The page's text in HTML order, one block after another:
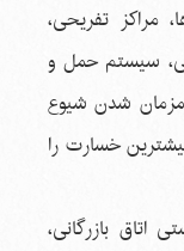
مراکز تفریحی،
سیستم حمل و
شدن شیوع
خسارت را
بازرگانی،